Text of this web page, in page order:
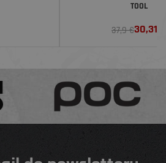
TOOL
37,9 €30,31